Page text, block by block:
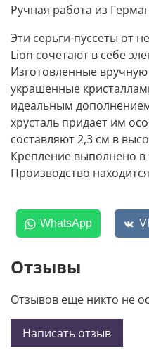
Ручная работа из
Эти серьги-пуссеты от
Lion сочетают в себе
Изготовленные
украшенные
идеальным
хрусталь придает им
составляют 2,3 см в
Крепление выполнено в
Производство
WhatsApp
Отзывы
Отзывов еще никто не
Написать отзыв